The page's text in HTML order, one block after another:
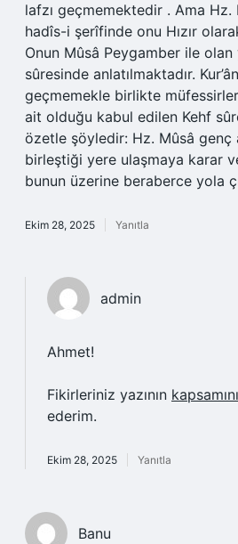
lafzı geçmemektedir . Ama
hadîs-i şerîfinde onu Hızır
Onun Mûsâ Peygamber ile
sûresinde anlatılmaktadır.
geçmemekle birlikte müfessirler
ait olduğu kabul edilen Kehf
özetle şöyledir: Hz. Mûsâ genç
birleştiği yere ulaşmaya karar
bunun üzerine beraberce yola
Ekim 28, 2025 Yanıtla
admin
Ahmet!
Fikirleriniz yazının kapsamını
ederim.
Ekim 28, 2025 Yanıtla
Banu